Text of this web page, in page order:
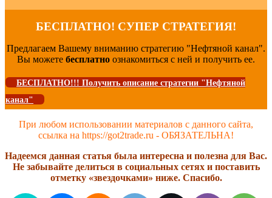
БЕСПЛАТНО! СУПЕР СТРАТЕГИЯ!
Предлагаем Вашему вниманию стратегию "Нефтяной канал".
Вы можете бесплатно ознакомиться с ней и получить ее.
БЕСПЛАТНО!!! Получить описание стратегии "Нефтяной
канал"
При любом использовании материалов с данного сайта,
ссылка на https://got2trade.ru - ОБЯЗАТЕЛЬНА!
Надеемся данная статья была интересна и полезна для Вас.
Не забывайте делиться в социальных сетях и поставить
отметку «звездочками» ниже. Спасибо.